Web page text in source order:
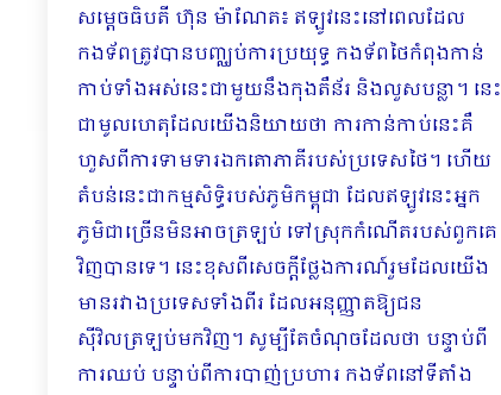
សម្តេចធិបតី ហ៊ុន ម៉ាណែត៖ ឥឡូវនេះនៅពេលដែល
កងទ័ពត្រូវបានបញ្ឈប់ការប្រយុទ្ធ កងទ័ពថៃកំពុងកាន់
កាប់ទាំងអស់នេះជាមួយនឹងកុងតឺន័រ និងលួសបន្លា។ នេះ
ជាមូលហេតុដែលយើងនិយាយថា ការកាន់កាប់នេះគឺ
ហួសពីការទាមទារឯកតោភាគីរបស់ប្រទេសថៃ។ ហើយ
តំបន់នេះជាកម្មសិទ្ធិរបស់ភូមិកម្ពុជា ដែលឥឡូវនេះអ្នក
ភូមិជាច្រើនមិនអាចត្រឡប់ ទៅស្រុកកំណើតរបស់ពួកគេ
វិញបានទេ។ នេះខុសពីសេចក្តីថ្លែងការណ៍រួមដែលយើង
មានរវាងប្រទេសទាំងពីរ ដែលអនុញ្ញាតឱ្យជន
ស៊ីវិលត្រឡប់មកវិញ។ សូម្បីតែចំណុចដែលថា បន្ទាប់ពី
ការឈប់ បន្ទាប់ពីការបាញ់ប្រហារ កងទ័ពនៅទីតាំង